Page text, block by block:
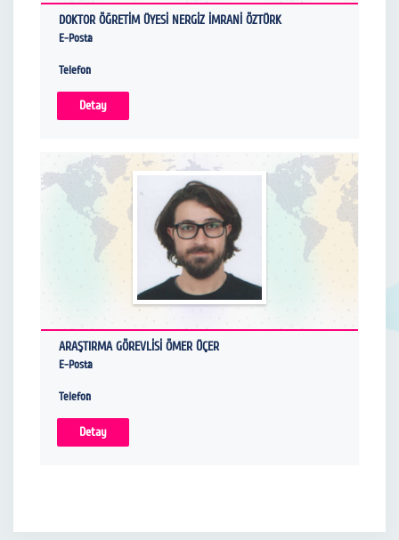
DOKTOR ÖĞRETİM ÜYESİ NERGİZ İMRANİ ÖZTÜRK
E-Posta
Telefon
Detay
ARAŞTIRMA GÖREVLİSİ ÖMER ÜÇER
E-Posta
Telefon
Detay